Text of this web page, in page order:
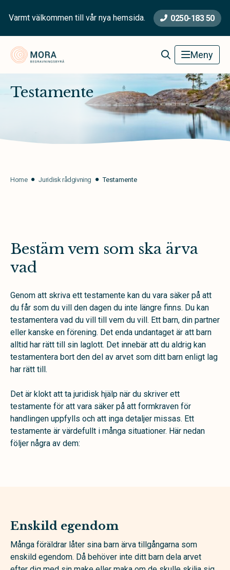
Varmt välkommen till vår nya hemsida. 0250-183 50
Meny
Testamente
Home Juridisk rådgivning Testamente
Bestäm vem som ska ärva
vad
Genom att skriva ett testamente kan du vara säker på att
du får som du vill den dagen du inte längre finns. Du kan
testamentera vad du vill till vem du vill. Ett barn, din partner
eller kanske en förening. Det enda undantaget är att barn
alltid har rätt till sin laglott. Det innebär att du aldrig kan
testamentera bort den del av arvet som ditt barn enligt lag
har rätt till.
Det är klokt att ta juridisk hjälp när du skriver ett
testamente för att vara säker på att formkraven för
handlingen uppfylls och att inga detaljer missas. Ett
testamente är värdefullt i många situationer. Här nedan
följer några av dem:
Enskild egendom
Många föräldrar låter sina barn ärva tillgångarna som
enskild egendom. Då behöver inte ditt barn dela arvet